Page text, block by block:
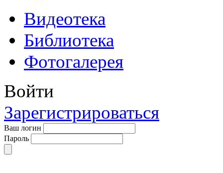
Видеотека
Библиотека
Фотогалерея
Войти
Зарегистрироваться
Ваш логин
Пароль